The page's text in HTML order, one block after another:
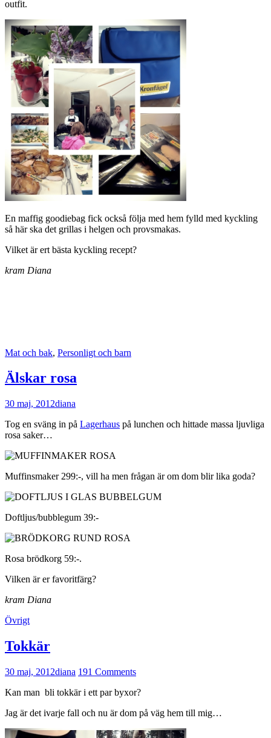
outfit.
En maffig goodiebag fick också följa med hem fylld med kyckling
så här ska det grillas i helgen och provsmakas.
Vilket är ert bästa kyckling recept?
kram Diana
Mat och bak, Personligt och barn
Älskar rosa
30 maj, 2012diana
Tog en sväng in på Lagerhaus på lunchen och hittade massa ljuvliga
rosa saker…
Muffinsmaker 299:-, vill ha men frågan är om dom blir lika goda?
Doftljus/bubblegum 39:-
Rosa brödkorg 59:-.
Vilken är er favoritfärg?
kram Diana
Övrigt
Tokkär
30 maj, 2012diana 191 Comments
Kan man bli tokkär i ett par byxor?
Jag är det ivarje fall och nu är dom på väg hem till mig…